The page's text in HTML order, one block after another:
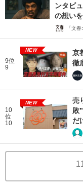
ンタビ
の想い
「文
9位
9
NEW
京
徹
10
位
10
NEW
売
敗
だ